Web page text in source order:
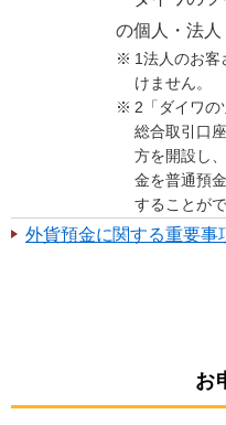
の個人・法
1法人のお客
けません。
2「ダイワの
総合取引口
方を開設し
金を普通預
することが
外貨預金に関する重要事
お